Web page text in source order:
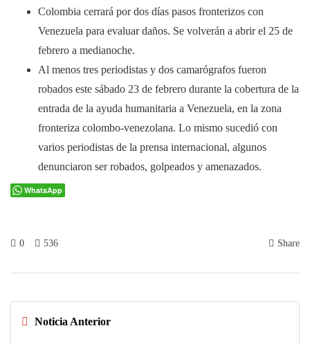
Colombia cerrará por dos días pasos fronterizos con
Venezuela para evaluar daños. Se volverán a abrir el 25 de
febrero a medianoche.
Al menos tres periodistas y dos camarógrafos fueron
robados este sábado 23 de febrero durante la cobertura de la
entrada de la ayuda humanitaria a Venezuela, en la zona
fronteriza colombo-venezolana. Lo mismo sucedió con
varios periodistas de la prensa internacional, algunos
denunciaron ser robados, golpeados y amenazados.
WhatsApp
0 536 Share
Noticia Anterior